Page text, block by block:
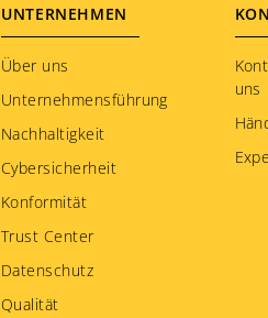
Footer
menu
UNTERNEHMEN
Über uns
Unternehmensführung
Nachhaltigkeit
Cybersicherheit
Konformität
Trust Center
Datenschutz
Qualität
uns